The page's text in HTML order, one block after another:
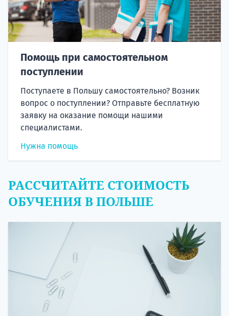
Помощь при самостоятельном
поступлении
Поступаете в Польшу самостоятельно? Возник
вопрос о поступлении? Отправьте бесплатную
заявку на оказание помощи нашими
специалистами.
Нужна помощь
РАССЧИТАЙТЕ СТОИМОСТЬ
ОБУЧЕНИЯ В ПОЛЬШЕ